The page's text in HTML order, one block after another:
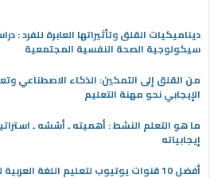
ديناميكيات القلق وتأثيراتها العابرة للفرد :
سيكولوجية الصحة النفسية المجتمعية
من القلق إلى التمكين: الذكاء الاصطناعي
الإيجابي نحو مهنة التعليم
ما هو التعلم النشط : أهميته ـ أسُسُه ـ
إيجابياته
أفضل 10 قنوات يوتيوب لتعليم اللغة العربية للأطفال